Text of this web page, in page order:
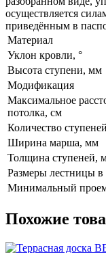
осуществляется
приведённым в
Материал
Уклон кровли, °
Высота ступени, мм
Модификация
Максимальное
потолка, см
Количество ступеней
Ширина марша, мм
Толщина ступеней,
Размеры лестницы
Минимальный
Похожие